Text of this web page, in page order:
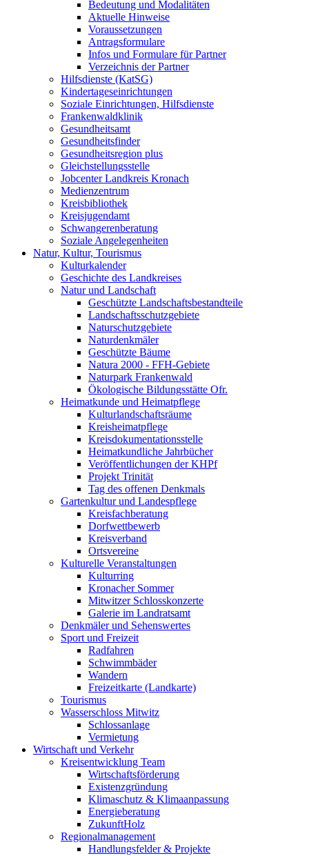
Bedeutung und Modalitäten
Aktuelle Hinweise
Voraussetzungen
Antragsformulare
Infos und Formulare für Partner
Verzeichnis der Partner
Hilfsdienste (KatSG)
Kindertageseinrichtungen
Soziale Einrichtungen, Hilfsdienste
Frankenwaldklinik
Gesundheitsamt
Gesundheitsfinder
Gesundheitsregion plus
Gleichstellungsstelle
Jobcenter Landkreis Kronach
Medienzentrum
Kreisbibliothek
Kreisjugendamt
Schwangerenberatung
Soziale Angelegenheiten
Natur, Kultur, Tourismus
Kulturkalender
Geschichte des Landkreises
Natur und Landschaft
Geschützte Landschaftsbestandteile
Landschaftsschutzgebiete
Naturschutzgebiete
Naturdenkmäler
Geschützte Bäume
Natura 2000 - FFH-Gebiete
Naturpark Frankenwald
Ökologische Bildungsstätte Ofr.
Heimatkunde und Heimatpflege
Kulturlandschaftsräume
Kreisheimatpflege
Kreisdokumentationsstelle
Heimatkundliche Jahrbücher
Veröffentlichungen der KHPf
Projekt Trinität
Tag des offenen Denkmals
Gartenkultur und Landespflege
Kreisfachberatung
Dorfwettbewerb
Kreisverband
Ortsvereine
Kulturelle Veranstaltungen
Kulturring
Kronacher Sommer
Mitwitzer Schlosskonzerte
Galerie im Landratsamt
Denkmäler und Sehenswertes
Sport und Freizeit
Radfahren
Schwimmbäder
Wandern
Freizeitkarte (Landkarte)
Tourismus
Wasserschloss Mitwitz
Schlossanlage
Vermietung
Wirtschaft und Verkehr
Kreisentwicklung Team
Wirtschaftsförderung
Existenzgründung
Klimaschutz & Klimaanpassung
Energieberatung
ZukunftHolz
Regionalmanagement
Handlungsfelder & Projekte